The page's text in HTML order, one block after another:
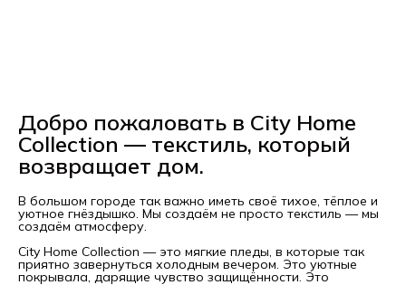
Добро пожаловать в City Home
Collection — текстиль, который
возвращает дом.
В большом городе так важно иметь своё тихое, тёплое и
уютное гнёздышко. Мы создаём не просто текстиль — мы
создаём атмосферу.
City Home Collection — это мягкие пледы, в которые так
приятно завернуться холодным вечером. Это уютные
покрывала, дарящие чувство защищённости. Это